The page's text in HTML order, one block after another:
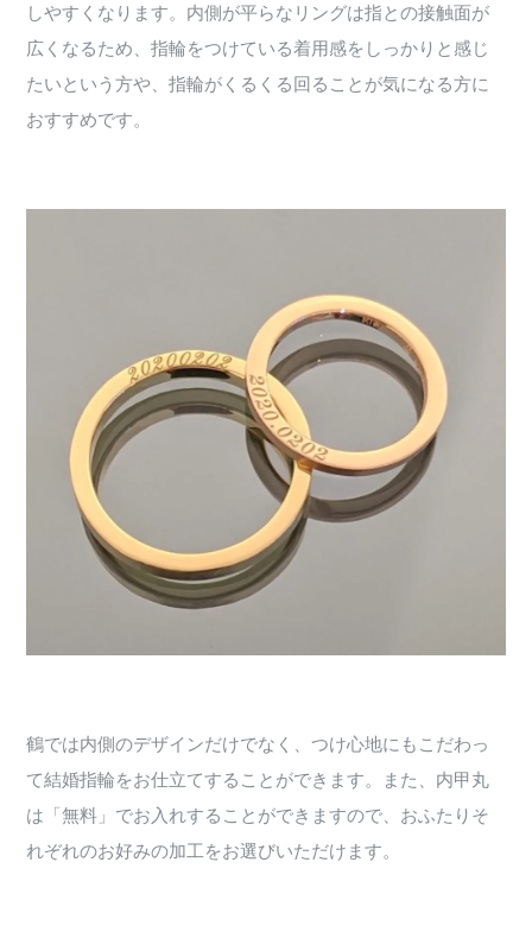
しやすくなります。内側が平らなリングは指との接触面が
広くなるため、指輪をつけている着用感をしっかりと感じ
たいという方や、指輪がくるくる回ることが気になる方に
おすすめです。
鶴では内側のデザインだけでなく、つけ心地にもこだわっ
て結婚指輪をお仕立てすることができます。また、内甲丸
は「無料」でお入れすることができますので、おふたりそ
れぞれのお好みの加工をお選びいただけます。